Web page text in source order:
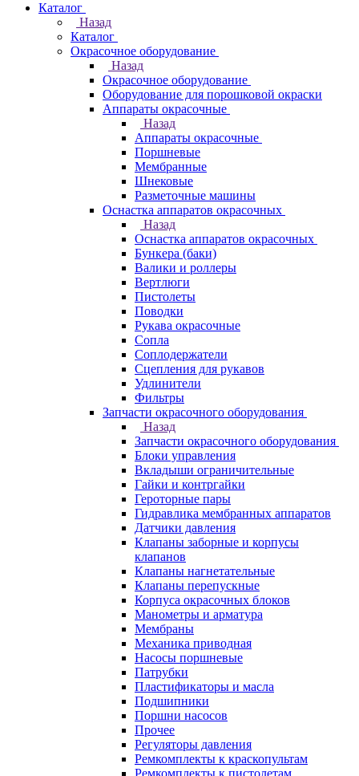
Каталог
Назад
Каталог
Окрасочное оборудование
Назад
Окрасочное оборудование
Оборудование для порошковой окраски
Аппараты окрасочные
Назад
Аппараты окрасочные
Поршневые
Мембранные
Шнековые
Разметочные машины
Оснастка аппаратов окрасочных
Назад
Оснастка аппаратов окрасочных
Бункера (баки)
Валики и роллеры
Вертлюги
Пистолеты
Поводки
Рукава окрасочные
Сопла
Соплодержатели
Сцепления для рукавов
Удлинители
Фильтры
Запчасти окрасочного оборудования
Назад
Запчасти окрасочного оборудования
Блоки управления
Вкладыши ограничительные
Гайки и контргайки
Героторные пары
Гидравлика мембранных аппаратов
Датчики давления
Клапаны заборные и корпусы
клапанов
Клапаны нагнетательные
Клапаны перепускные
Корпуса окрасочных блоков
Манометры и арматура
Мембраны
Механика приводная
Насосы поршневые
Патрубки
Пластификаторы и масла
Подшипники
Поршни насосов
Прочее
Регуляторы давления
Ремкомплекты к краскопультам
Ремкомплекты к пистолетам